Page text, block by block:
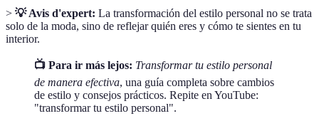
> 💡 Avis d'expert: La transformación del estilo personal no se trata
solo de la moda, sino de reflejar quién eres y cómo te sientes en tu
interior.
📺 Para ir más lejos: Transformar tu estilo personal
de manera efectiva, una guía completa sobre cambios
de estilo y consejos prácticos. Repite en YouTube:
"transformar tu estilo personal".